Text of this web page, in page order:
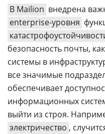
В Mailion внедрена
enterprise-уровня
безопасность почты,
системы в
все значимые
обеспечивает
информационных
выйти из строя.
электричество ,